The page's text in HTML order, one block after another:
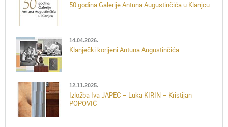
50 godina Galerije Antuna Augustinčića u Klanjcu
14.04.2026.
Klanječki korijeni Antuna Augustinčića
12.11.2025.
Izložba Iva JAPEC – Luka KIRIN – Kristijan
POPOVIĆ